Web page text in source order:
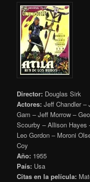
Director: Douglas Sirk
Actores: Jeff Chandler –
Gam – Jeff Morrow –
Scourby – Allison Hayes
Leo Gordon – Moroni
Coy
Año: 1955
País: Usa
Citas en la película: